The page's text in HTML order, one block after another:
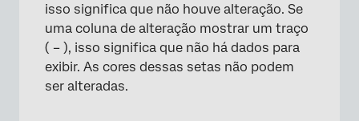
isso significa que não houve alteração. Se
uma coluna de alteração mostrar um traço
( – ), isso significa que não há dados para
exibir. As cores dessas setas não podem
ser alteradas.